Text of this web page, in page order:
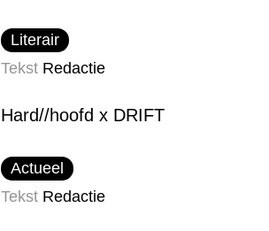
Literair
Tekst Redactie
Hard//hoofd x DRIFT
Actueel
Tekst Redactie